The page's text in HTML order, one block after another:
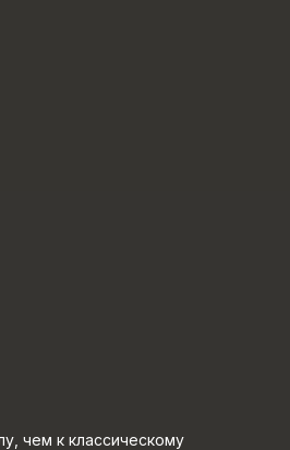
чем к классическому